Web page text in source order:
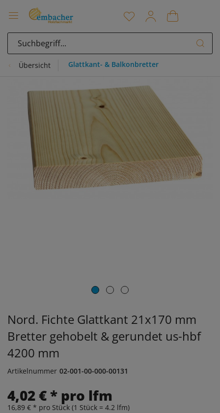
Übersicht Glattkant- & Balkonbretter
Nord. Fichte Glattkant 21x170 mm
Bretter gehobelt & gerundet us-hbf
4200 mm
Artikelnummer 02-001-00-000-00131
4,02 € * pro lfm
16,89 € * pro Stück (1 Stück = 4.2 lfm)